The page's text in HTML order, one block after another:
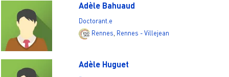
Adèle Bahuaud
Doctorant.e
Rennes Rennes - Villejean
Adèle Huguet